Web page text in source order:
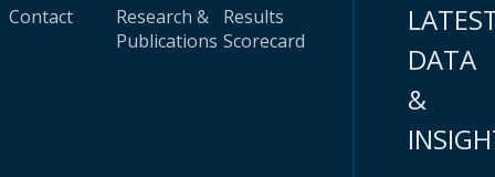
Contact
Research &
Publications
Results
Scorecard
DATA
&